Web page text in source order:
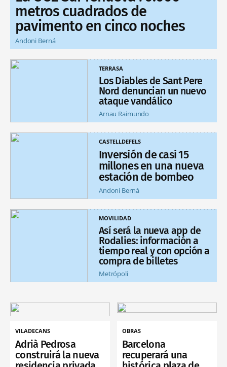
metros cuadrados de
pavimento en cinco noches
Andoni Berná
TERRASA
Los Diables de Sant Pere
Nord denuncian un nuevo
ataque vandálico
Arnau Raimundo
CASTELLDEFELS
Inversión de casi 15
millones en una nueva
estación de bombeo
Andoni Berná
MOVILIDAD
Así será la nueva app de
Rodalies: información a
tiempo real y con opción a
compra de billetes
Metrópoli
VILADECANS
Adrià Pedrosa
construirá la nueva
OBRAS
Barcelona
recuperará una